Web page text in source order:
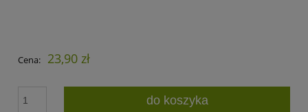
Cena: 23,90 zł
do koszyka